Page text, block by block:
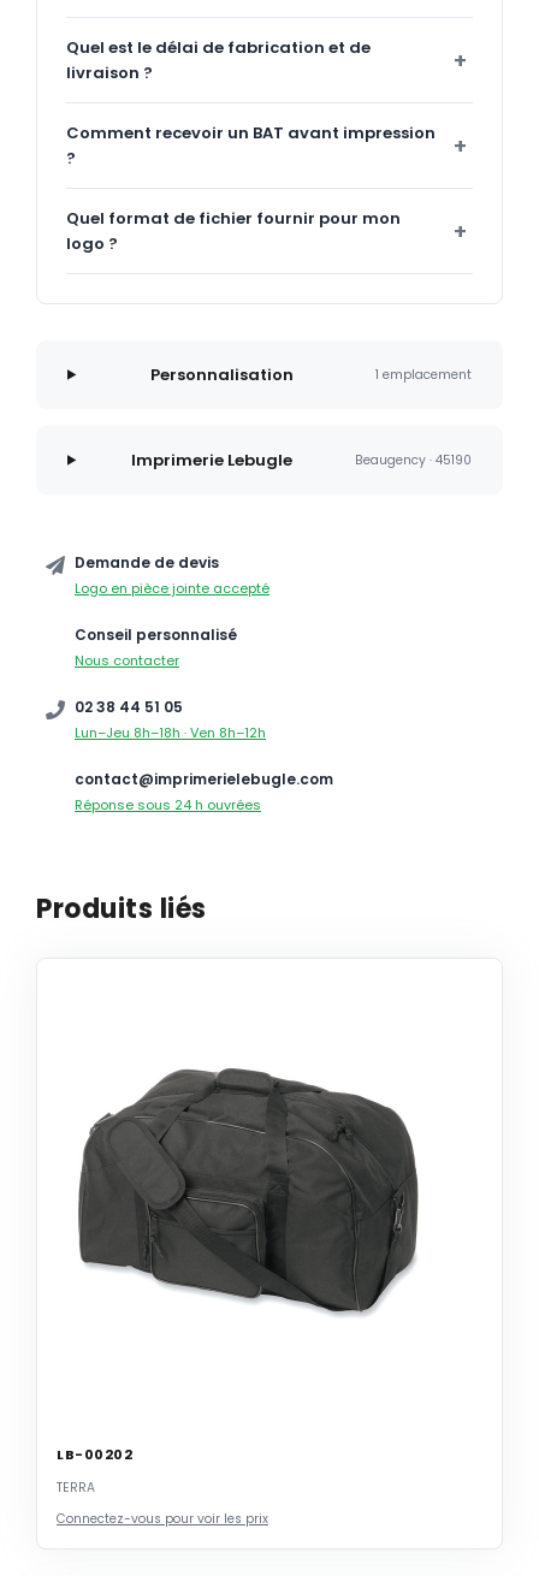
Quel est le délai de fabrication et de
livraison ?
Comment recevoir un BAT avant impression
?
Quel format de fichier fournir pour mon
logo ?
Personnalisation 1 emplacement
Imprimerie Lebugle Beaugency · 45190
Demande de devis
Logo en pièce jointe accepté
Conseil personnalisé
Nous contacter
02 38 44 51 05
Lun–Jeu 8h–18h · Ven 8h–12h
contact@imprimerielebugle.com
Réponse sous 24 h ouvrées
Produits liés
LB-00202
TERRA
Connectez-vous pour voir les prix